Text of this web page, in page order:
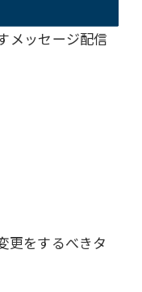
メッセージ配信
更をするべきタ